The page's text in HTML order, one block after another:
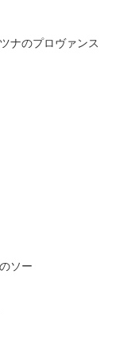
ナのプロヴァンス
ソー